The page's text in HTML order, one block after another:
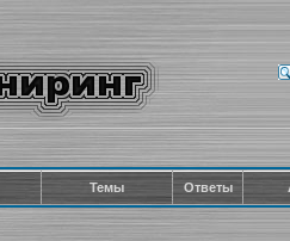
Темы Ответы